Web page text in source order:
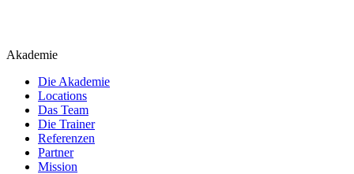
Akademie
Die Akademie
Locations
Das Team
Die Trainer
Referenzen
Partner
Mission